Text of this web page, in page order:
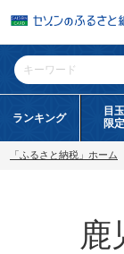
ランキング
目
限
「ふるさと納税」ホーム
鹿